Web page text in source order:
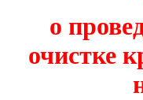
о
очистке